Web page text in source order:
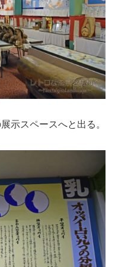
示スペースへと出る。